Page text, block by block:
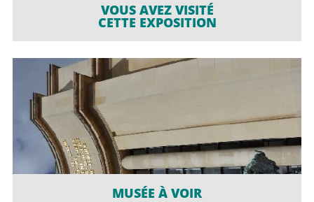
VOUS AVEZ VISITÉ
CETTE EXPOSITION
MUSÉE À VOIR